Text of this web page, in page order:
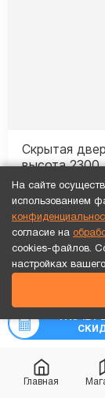
Главная
Точный
Скрытая
высота 2300
9 595₽
13 707₽-30%
Монтаж 0₽
На сайте
использованием
согласие на
cookies-файлов.
настройках